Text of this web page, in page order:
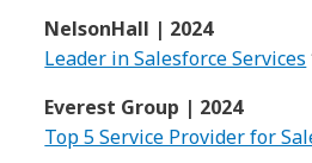
NelsonHall | 2024
Leader in Salesforce Services
Everest Group | 2024
Top 5 Service Provider for